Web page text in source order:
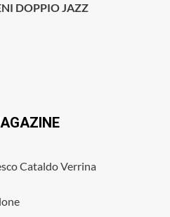
DOPPIO JAZZ
Cataldo Verrina